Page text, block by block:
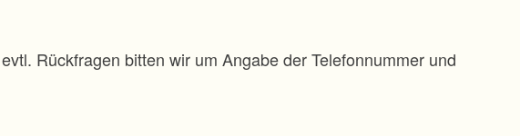
Rückfragen bitten wir um Angabe der Telefonnummer und